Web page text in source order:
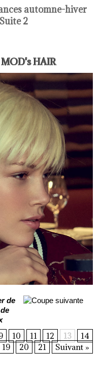
automne-hiver
2
HAIR
de
10 11 12 13
14
19 20 21 Suivant »